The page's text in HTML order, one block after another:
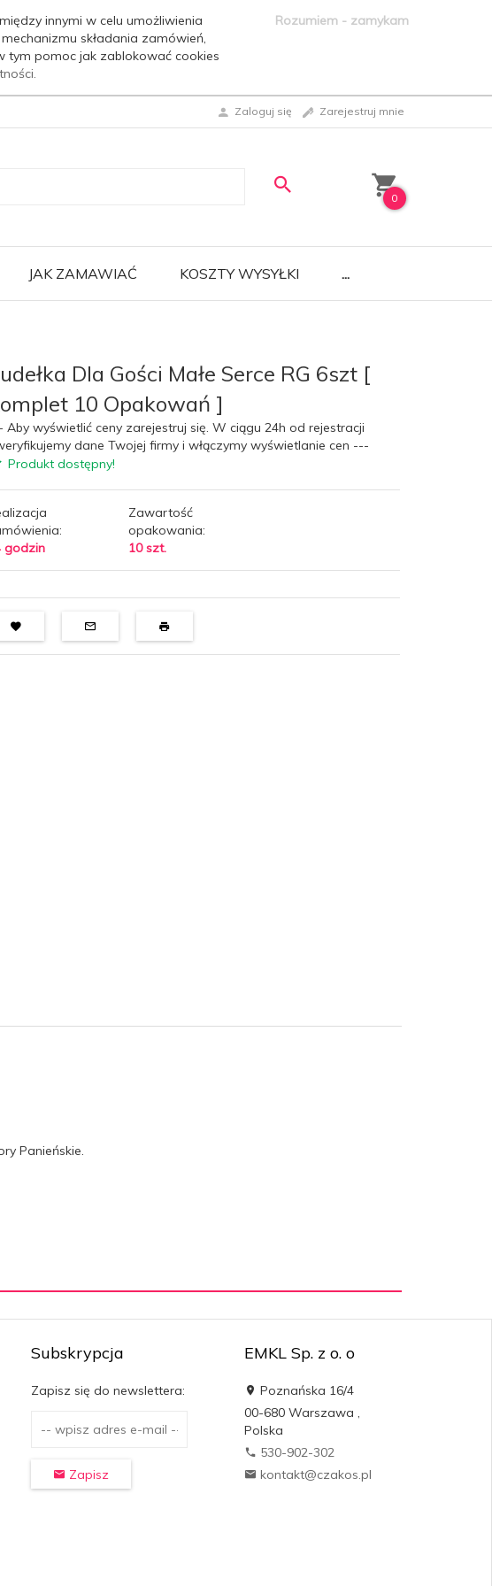
innymi w celu umożliwienia
składania zamówień,
tym pomoc jak zablokować cookies
Rozumiem - zamykam
Zaloguj się Zarejestruj mnie
0
JAK ZAMAWIAĆ KOSZTY WYSYŁKI ...
Dla Gości Małe Serce RG 6szt [
10 Opakowań ]
Aby wyświetlić ceny zarejestruj się. W ciągu 24h od rejestracji
dane Twojej firmy i włączymy wyświetlanie cen ---
Produkt dostępny!
godzin
Zawartość
opakowania:
10 szt.
Panieńskie.
Subskrypcja
Zapisz się do newslettera:
Zapisz
EMKL Sp. z o. o
Poznańska 16/4
00-680 Warszawa ,
Polska
530-902-302
kontakt@czakos.pl